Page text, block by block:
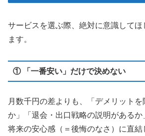
サービスを選ぶ際、絶対に意識してほ
ます。
① 「一番安い」だけで決めない
月数千円の差よりも、「デメリット
か」「退会・出口戦略の説明があるか
将来の安心感（＝後悔のなさ）に直結